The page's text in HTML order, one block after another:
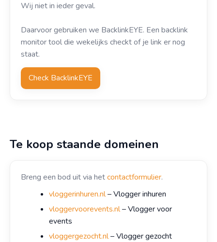
Wij niet in ieder geval.
Daarvoor gebruiken we BacklinkEYE. Een backlink
monitor tool die wekelijks checkt of je link er nog
staat.
Check BacklinkEYE
Te koop staande domeinen
Breng een bod uit via hetcontactformulier.
vloggerinhuren.nl– Vlogger inhuren
vloggervoorevents.nl– Vlogger voor
events
vloggergezocht.nl– Vlogger gezocht